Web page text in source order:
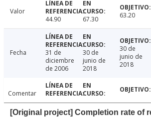
Valor
44.90
67.30 63.20
Fecha
31 de
diciembre
de 2006
30 de
junio de
2018
30 de
junio de
2018
Comentar
[Original project] Completion rate of